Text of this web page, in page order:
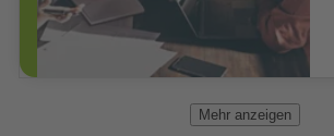
Mehr anzeigen